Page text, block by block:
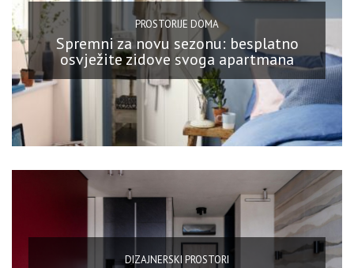
PROSTORIJE DOMA
Spremni za novu sezonu: besplatno
osvježite zidove svoga apartmana
DIZAJNERSKI PROSTORI